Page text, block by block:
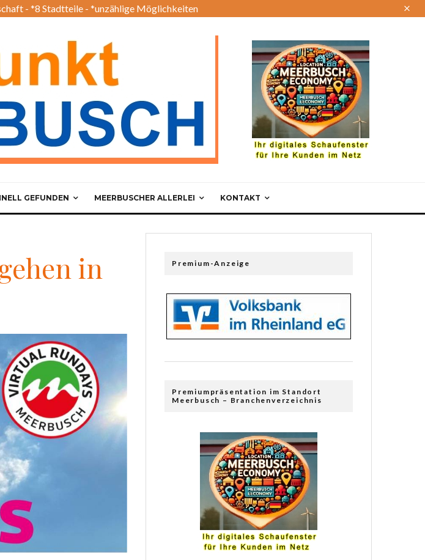
- *8 Stadtteile - *unzählige Möglichkeiten
GEFUNDEN MEERBUSCHER ALLERLEI KONTAKT
in
Premium-Anzeige
Premiumpräsentation im Standort
Meerbusch – Branchenverzeichnis